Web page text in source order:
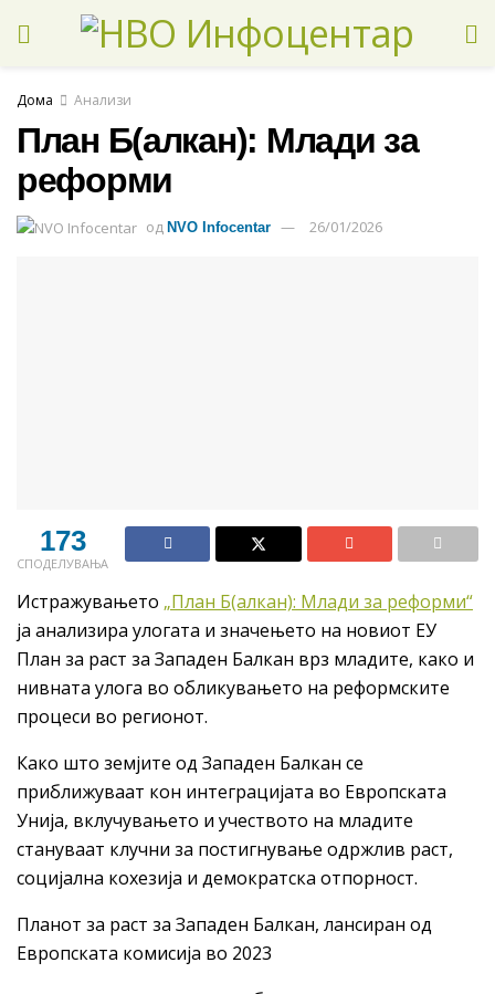
Дома Анализи
План Б(алкан): Млади за
реформи
од NVO Infocentar 26/01/2026
173
СПОДЕЛУВАЊА
Истражувањето „План Б(алкан): Млади за реформи“
ја анализира улогата и значењето на новиот ЕУ
План за раст за Западен Балкан врз младите, како и
нивната улога во обликувањето на реформските
процеси во регионот.
Како што земјите од Западен Балкан се
приближуваат кон интеграцијата во Европската
Унија, вклучувањето и учеството на младите
стануваат клучни за постигнување одржлив раст,
социјална кохезија и демократска отпорност.
Планот за раст за Западен Балкан, лансиран од
Европската комисија во 2023